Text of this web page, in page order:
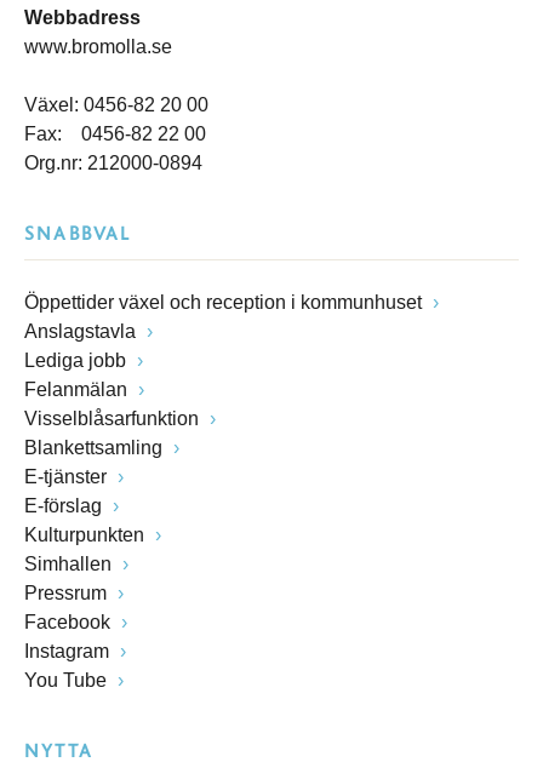
Webbadress
www.bromolla.se
Växel: 0456-82 20 00
Fax: 0456-82 22 00
Org.nr: 212000-0894
SNABBVAL
Öppettider växel och reception i kommunhuset
Anslagstavla
Lediga jobb
Felanmälan
Visselblåsarfunktion
Blankettsamling
E-tjänster
E-förslag
Kulturpunkten
Simhallen
Pressrum
Facebook
Instagram
You Tube
NYTTA